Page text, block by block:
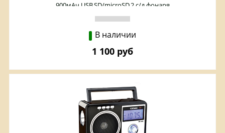
900мАч,USB,SD/microSD,2 с/д фонаря
В наличии
1 100 руб